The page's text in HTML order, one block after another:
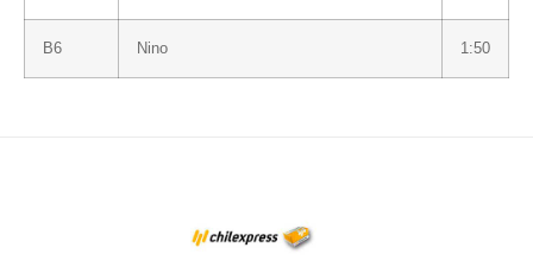
B6 Nino 1:50